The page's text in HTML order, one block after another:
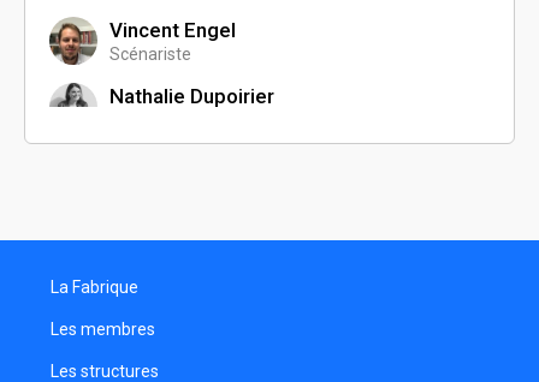
Vincent Engel
Scénariste
Nathalie Dupoirier
Florina Mehr
Charlotte Le Dain
La Fabrique
Les membres
Les structures